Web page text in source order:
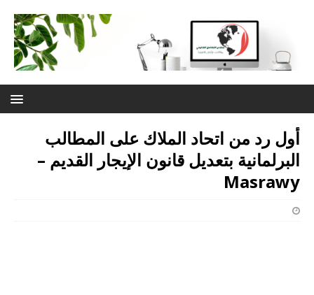
أول رد من اتحاد الملاك على المطالب
البرلمانية بتعديل قانون الإيجار القديم –
Masrawy